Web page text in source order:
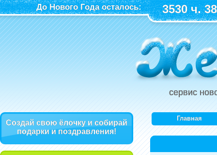
До Нового Года осталось: 3530 ч.
сервис
Создай свою ёлочку и собирай
подарки и поздравления!
Главная